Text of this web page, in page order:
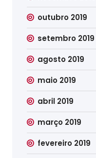
outubro 2019
setembro 2019
agosto 2019
maio 2019
abril 2019
março 2019
fevereiro 2019